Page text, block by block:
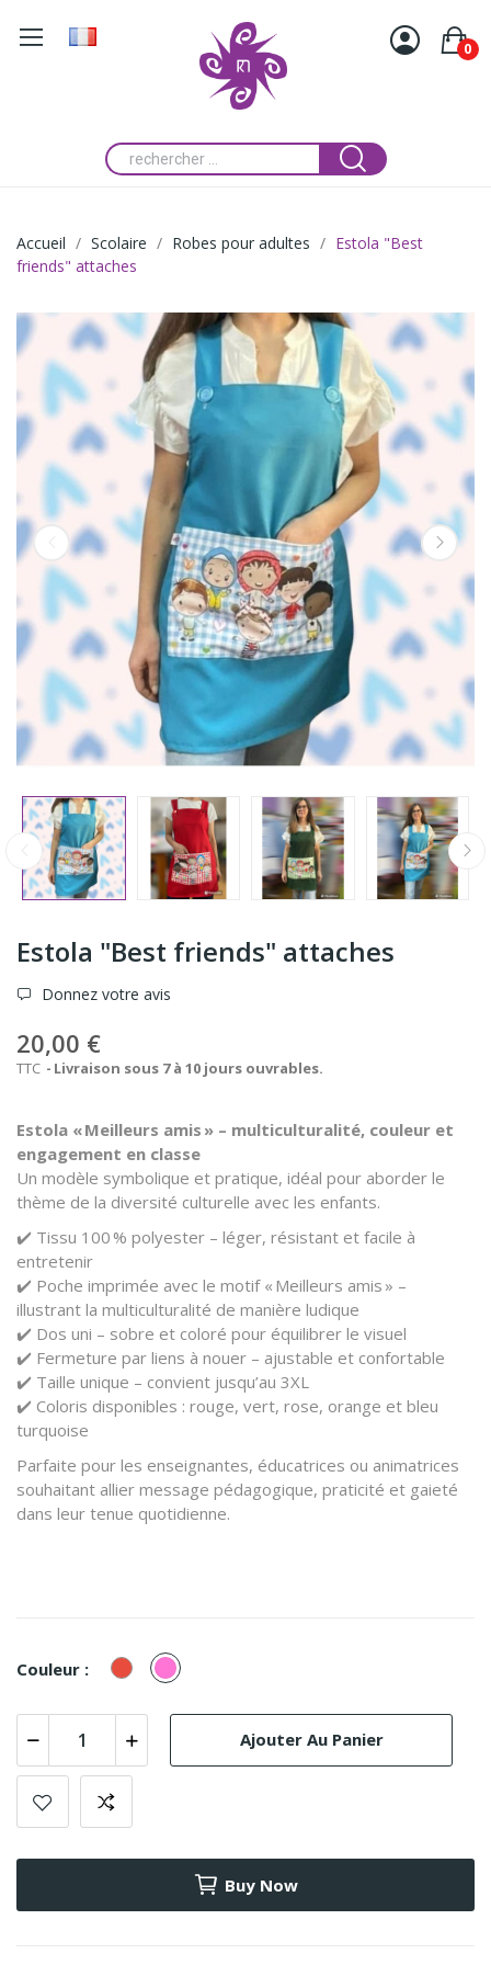
0
Accueil Scolaire Robes pour adultes
Estola "Best
friends" attaches
Estola "Best friends" attaches
Donnez votre avis
20,00 €
TTC Livraison sous 7 à 10 jours ouvrables.
Estola « Meilleurs amis » – multiculturalité, couleur et
engagement en classe
Un modèle symbolique et pratique, idéal pour aborder le
thème de la diversité culturelle avec les enfants.
✔️ Tissu 100 % polyester – léger, résistant et facile à
entretenir
✔️ Poche imprimée avec le motif « Meilleurs amis » –
illustrant la multiculturalité de manière ludique
✔️ Dos uni – sobre et coloré pour équilibrer le visuel
✔️ Fermeture par liens à nouer – ajustable et confortable
✔️ Taille unique – convient jusqu’au 3XL
✔️ Coloris disponibles : rouge, vert, rose, orange et bleu
turquoise
Parfaite pour les enseignantes, éducatrices ou animatrices
souhaitant allier message pédagogique, praticité et gaieté
dans leur tenue quotidienne.
Couleur : RougeRose
Ajouter Au Panier
Buy Now